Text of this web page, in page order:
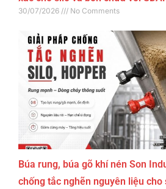
30/07/2026 No Comments
Búa rung, búa gõ khí nén Son
chống tắc nghẽn nguyên liệu cho